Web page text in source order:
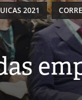
2021